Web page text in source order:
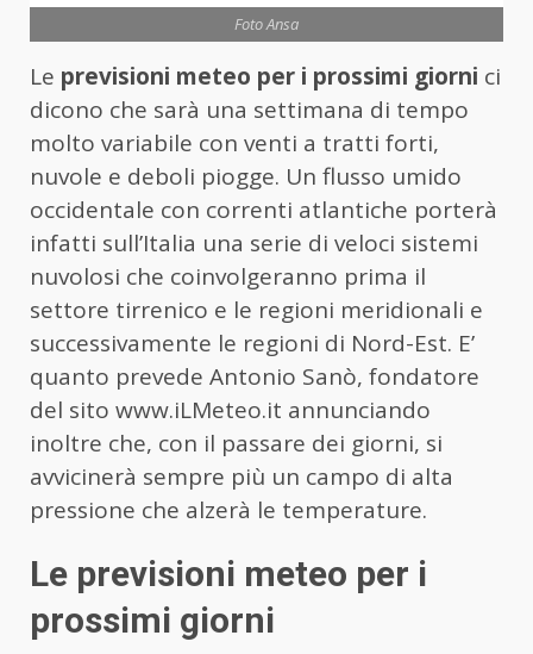
Foto Ansa
Le previsioni meteo per i prossimi giorni ci
dicono che sarà una settimana di tempo
molto variabile con venti a tratti forti,
nuvole e deboli piogge. Un flusso umido
occidentale con correnti atlantiche porterà
infatti sull’Italia una serie di veloci sistemi
nuvolosi che coinvolgeranno prima il
settore tirrenico e le regioni meridionali e
successivamente le regioni di Nord-Est. E’
quanto prevede Antonio Sanò, fondatore
del sito www.iLMeteo.it annunciando
inoltre che, con il passare dei giorni, si
avvicinerà sempre più un campo di alta
pressione che alzerà le temperature.
Le previsioni meteo per i
prossimi giorni